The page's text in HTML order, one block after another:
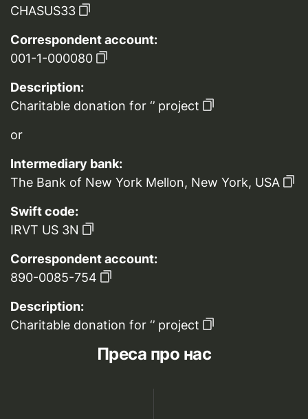
CHASUS33
Correspondent account:
001-1-000080
Description:
Charitable donation for ‘’ project
or
Intermediary bank:
The Bank of New York Mellon, New York, USA
Swift code:
IRVT US 3N
Correspondent account:
890-0085-754
Description:
Charitable donation for ‘’ project
Преса про нас